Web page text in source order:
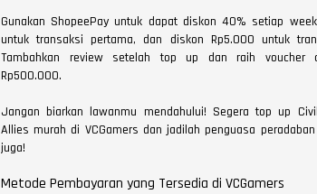
Gunakan ShopeePay untuk dapat diskon 40% setiap
untuk transaksi pertama, dan diskon Rp5.000 untuk
Tambahkan review setelah top up dan raih voucher
Rp500.000.
Jangan biarkan lawanmu mendahului! Segera top up
Allies murah di VCGamers dan jadilah penguasa
juga!
Metode Pembayaran yang Tersedia di VCGamers